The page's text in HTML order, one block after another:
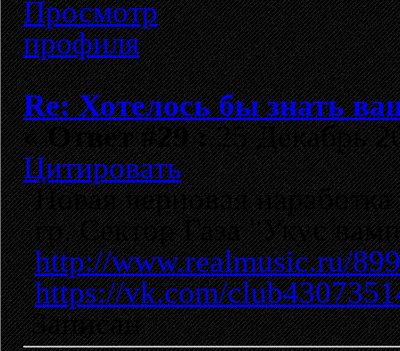
Re: Хотелось бы знать
«Ответ #29 :25 Декабрь
Цитировать
Новая черновая
гр. Сектор Газа "Укус
http://www.realmusic.ru/
https://vk.com/
Записан